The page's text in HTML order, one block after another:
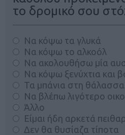
το δρομικό σου
Να κόψω τα γλυκά
Να κόψω το αλκοόλ
Να ακολουθήσω μία
Να κόψω ξενύχτια και
Τα μπάνια στη θάλασσα
Να βλέπω λιγότερο
Άλλο
Είμαι ήδη αρκετά
Δεν θα θυσίαζα τίποτα